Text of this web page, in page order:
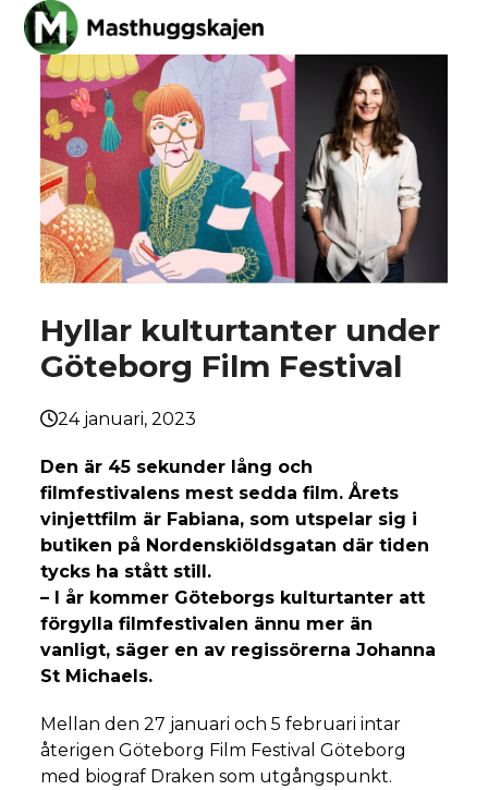
Skip
content
Open
mobile
menu
Close
mobile
menu
Hyllar kulturtanter under
Göteborg Film Festival
24 januari, 2023
Den är 45 sekunder lång och
filmfestivalens mest sedda film. Årets
vinjettfilm är Fabiana, som utspelar sig i
butiken på Nordenskiöldsgatan där tiden
tycks ha stått still.
– I år kommer Göteborgs kulturtanter att
förgylla filmfestivalen ännu mer än
vanligt, säger en av regissörerna Johanna
St Michaels.
Mellan den 27 januari och 5 februari intar
återigen Göteborg Film Festival Göteborg
med biograf Draken som utgångspunkt.